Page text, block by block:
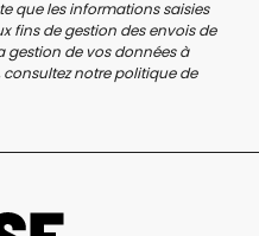
que les informations saisies
fins de gestion des envois de
gestion de vos données à
consultez notrepolitique de